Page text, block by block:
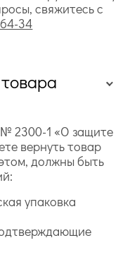
свяжитесь с
34
№ 2300-1 «О защите
вернуть товар
должны быть
упаковка